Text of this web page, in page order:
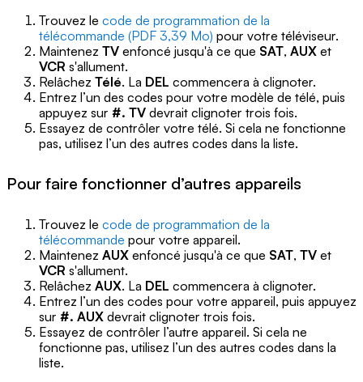
Trouvez le code de programmation de la
télécommande (PDF 3,39 Mo) pour votre téléviseur.
Maintenez TV enfoncé jusqu'à ce que SAT, AUX et
VCR s'allument.
Relâchez Télé. La DEL commencera à clignoter.
Entrez l’un des codes pour votre modèle de télé, puis
appuyez sur #. TV devrait clignoter trois fois.
Essayez de contrôler votre télé. Si cela ne fonctionne
pas, utilisez l’un des autres codes dans la liste.
Pour faire fonctionner d’autres appareils
Trouvez le code de programmation de la
télécommande pour votre appareil.
Maintenez AUX enfoncé jusqu'à ce que SAT, TV et
VCR s'allument.
Relâchez AUX. La DEL commencera à clignoter.
Entrez l’un des codes pour votre appareil, puis appuyez
sur #. AUX devrait clignoter trois fois.
Essayez de contrôler l’autre appareil. Si cela ne
fonctionne pas, utilisez l’un des autres codes dans la
liste.